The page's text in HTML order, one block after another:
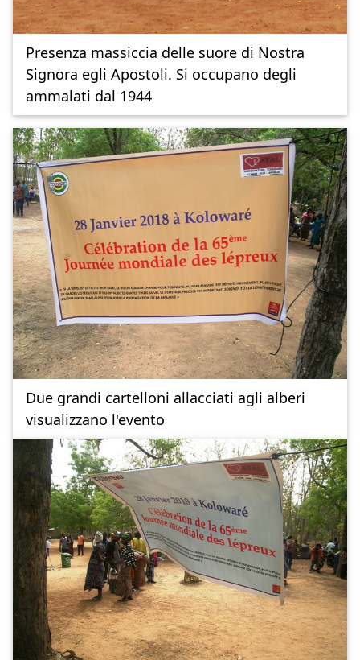
Presenza massiccia delle suore di Nostra
Signora egli Apostoli. Si occupano degli
ammalati dal 1944
Due grandi cartelloni allacciati agli alberi
visualizzano l'evento